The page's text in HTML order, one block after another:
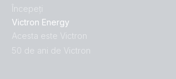
Începeți
Victron Energy
Acesta este Victron
50 de ani de Victron